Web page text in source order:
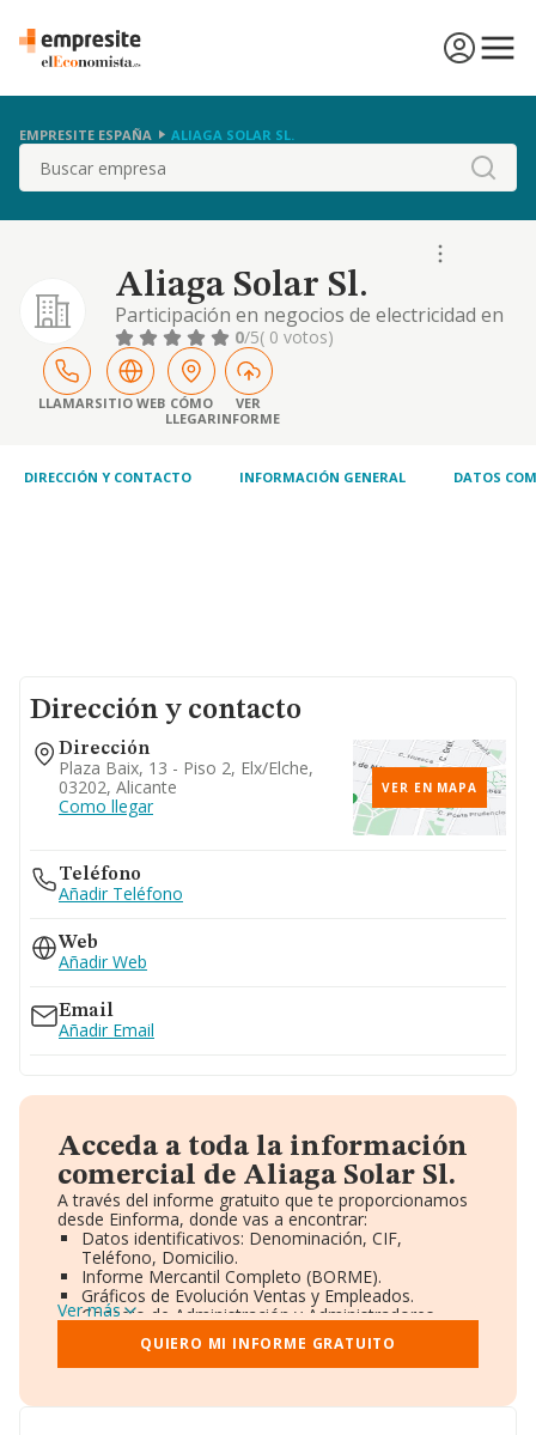
EMPRESITE ESPAÑA ALIAGA SOLAR SL.
Buscar
Aliaga Solar Sl.
Participación en negocios de electricidad en
sus distintas actividades industriales y
comerciales, y en concreto, la producción de
energía eléctrica. la prestación de servicios
energéticos, de ingeniería, de
telecomunicaciones, informáticos, así como
0/5( 0 votos)
LLAMARSITIO WEB CÓMO
LLEGAR
VER
INFORME
DIRECCIÓN Y CONTACTO INFORMACIÓN GENERAL DATOS
Dirección y contacto
Dirección
Plaza Baix, 13 - Piso 2, Elx/elche,
03202, Alicante
Como llegar
VER EN MAPA
Teléfono
Añadir Teléfono
Web
Añadir Web
Email
Añadir Email
Acceda a toda la información
comercial de Aliaga Solar Sl.
A través del informe gratuito que te proporcionamos
desde Einforma, donde vas a encontrar:
Datos identificativos: Denominación, CIF,
Teléfono, Domicilio.
Informe Mercantil Completo (BORME).
Gráficos de Evolución Ventas y Empleados.
Consejo de Administración y Administradores.
Directivos y Ejecutivos.
Accionistas.
Participaciones y Vinculaciones en otras empresas.
Información oficial y registral complementaria.
Ver más
QUIERO MI INFORME GRATUITO